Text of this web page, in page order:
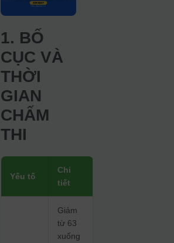
1. BỐ
CỤC VÀ
THỜI
GIAN
CHẤM
THI
Yếu tố
Chi
tiết
Giảm
từ 63
xuống